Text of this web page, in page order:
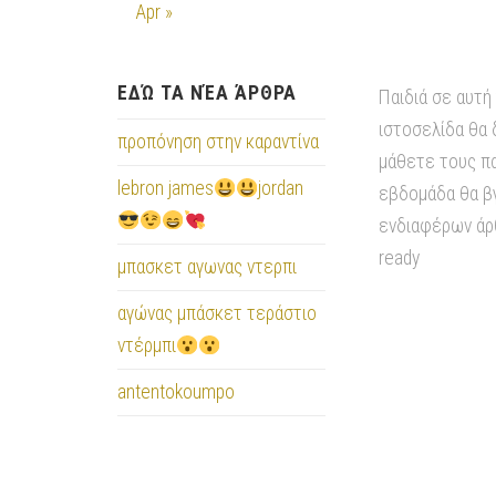
Apr »
ΕΔΏ ΤΑ ΝΈΑ ΆΡΘΡΑ
προπόνηση στην καραντίνα
lebron james jordan
μπασκετ αγωνας ντερπι
αγώνας μπάσκετ τεράστιο
ντέρμπι
antentokoumpo
Παιδιά σε αυτή
ιστοσελίδα θα
μάθετε τους
εβδομάδα θα
ενδιαφέρων
ready